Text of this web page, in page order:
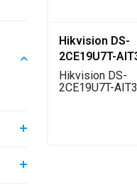
Hikvision DS-
2CE19U7T-
8MP 4K Turbo
Bullet Camera
Hikvision DS-
2CE19U7T-
bulletcamera